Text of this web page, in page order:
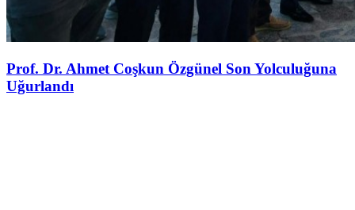
Prof. Dr. Ahmet Coşkun Özgünel Son Yolculuğuna
Uğurlandı